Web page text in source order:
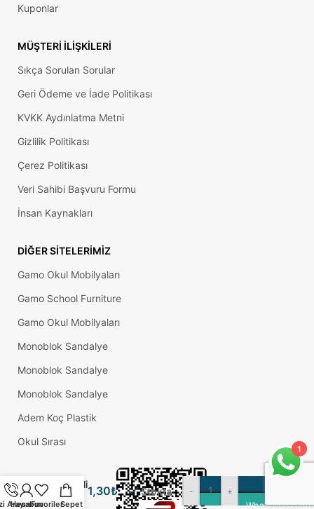
Kuponlar
MÜŞTERI İLIŞKILERI
Sıkça Sorulan Sorular
Geri Ödeme ve İade Politikası
KVKK Aydınlatma Metni
Gizlilik Politikası
Çerez Politikası
Veri Sahibi Başvuru Formu
İnsan Kaynakları
DIĞER SITELERIMIZ
Gamo Okul Mobilyaları
Gamo School Furniture
Gamo Okul Mobilyaları
Monoblok Sandalye
Monoblok Sandalye
Monoblok Sandalye
Adem Koç Plastik
Okul Sırası
Arayın
HesabımFavorilerSepet
Kademeli
Profil
1,30₺ Stokta - +
WhatsApp
1